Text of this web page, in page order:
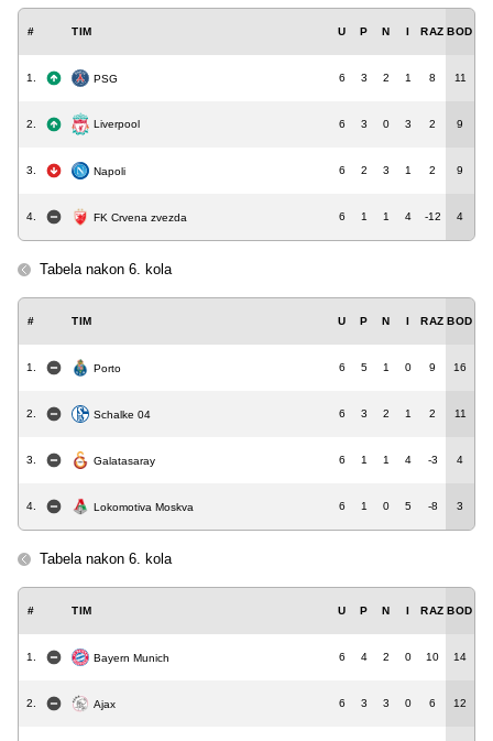
# TIM U P N I RAZ BOD
1. PSG 6 3 2 1 8 11
2. Liverpool 6 3 0 3 2 9
3. Napoli 6 2 3 1 2 9
4. FK Crvena zvezda 6 1 1 4 -12 4
Tabela nakon 6. kola
# TIM U P N I RAZ BOD
1. Porto 6 5 1 0 9 16
2. Schalke 04 6 3 2 1 2 11
3. Galatasaray 6 1 1 4 -3 4
4. Lokomotiva Moskva 6 1 0 5 -8 3
Tabela nakon 6. kola
# TIM U P N I RAZ BOD
1. Bayern Munich 6 4 2 0 10 14
2. Ajax 6 3 3 0 6 12